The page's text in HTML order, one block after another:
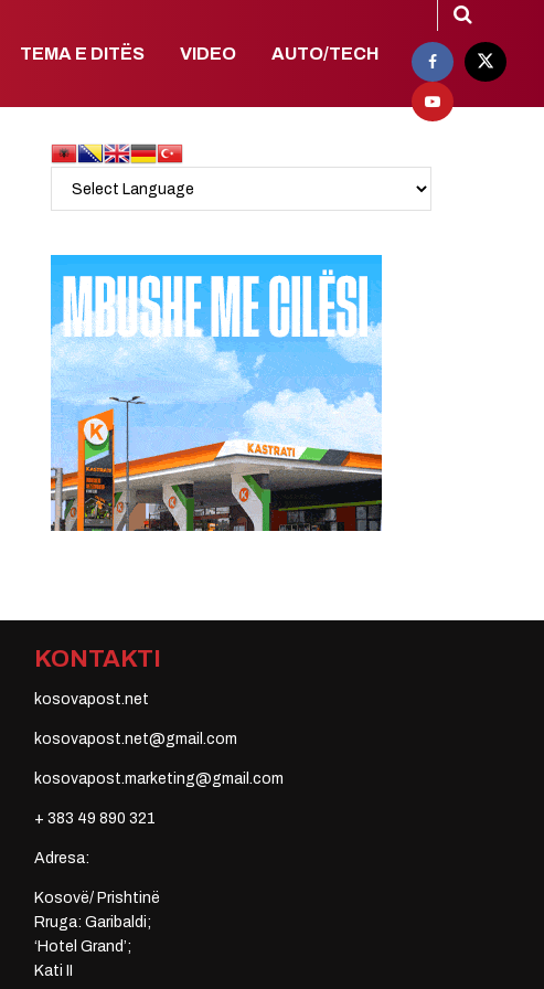
TEMA E DITËS VIDEO AUTO/TECH
KONTAKTI
kosovapost.net
kosovapost.net@gmail.com
kosovapost.marketing@gmail.com
+ 383 49 890 321
Adresa:
Kosovë/ Prishtinë
Rruga: Garibaldi;
‘Hotel Grand’;
Kati II